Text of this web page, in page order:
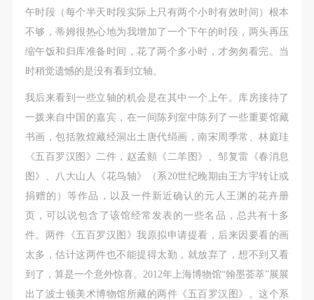
午时段（每个半天时段实际上只有两个小时有效时间）根本
不够，蒂姆很热心地为我增加了一个下午的时段，两头再压
缩午饭和归库准备时间，花了两个多小时，才匆匆看完。当
时稍觉遗憾的是没有看到立轴。
我后来看到一些立轴的机会是在其中一个上午。库房接待了
一拨来自中国的嘉宾，在一间陈列室中陈列了一些重要馆藏
书画，包括敦煌藏经洞出土唐代绢画，南宋周季常、林庭珪
《五百罗汉图》二件，赵孟頫《二羊图》、邹复雷《春消息
图》、八大山人《花鸟轴》（系20世纪晚期由王方宇转让或
捐赠的）等作品，以及一件新近确认的元人王渊的花卉册
页，可以说包含了该馆经常发表的一些名品，总共有十多
件。两件《五百罗汉图》我原拟申请提看，后来因要看的画
太多，估计这两件也不能提得太勤，就放弃了，想不到又看
到了，算是一个意外惊喜。2012年上海博物馆“翰墨荟萃”展展
出了波士顿美术博物馆所藏的两件《五百罗汉图》。这个系